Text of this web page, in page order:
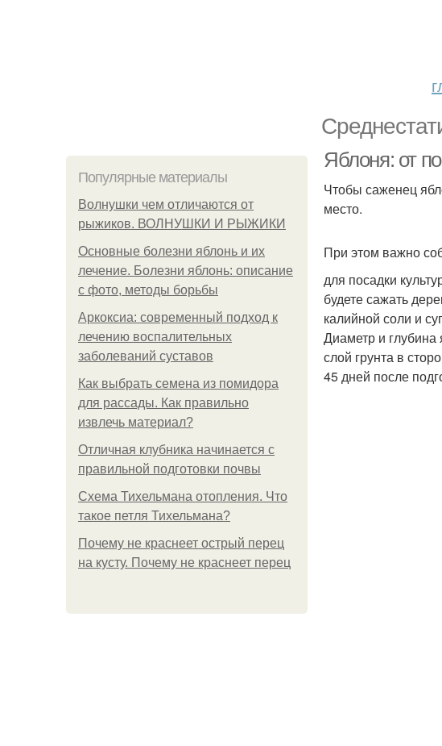
Популярные материалы
Волнушки чем отличаются от
рыжиков. ВОЛНУШКИ И РЫЖИКИ
Основные болезни яблонь и их
лечение. Болезни яблонь: описание
с фото, методы борьбы
Аркоксиа: современный подход к
лечению воспалительных
заболеваний суставов
Как выбрать семена из помидора
для рассады. Как правильно
извлечь материал?
Отличная клубника начинается с
правильной подготовки почвы
Схема Тихельмана отопления. Что
такое петля Тихельмана?
Почему не краснеет острый перец
на кусту. Почему не краснеет перец
Яблоня: от
Чтобы саженец
место.
При этом важно
для посадки
будете сажать
калийной соли и
Диаметр и
слой грунта в
45 дней после